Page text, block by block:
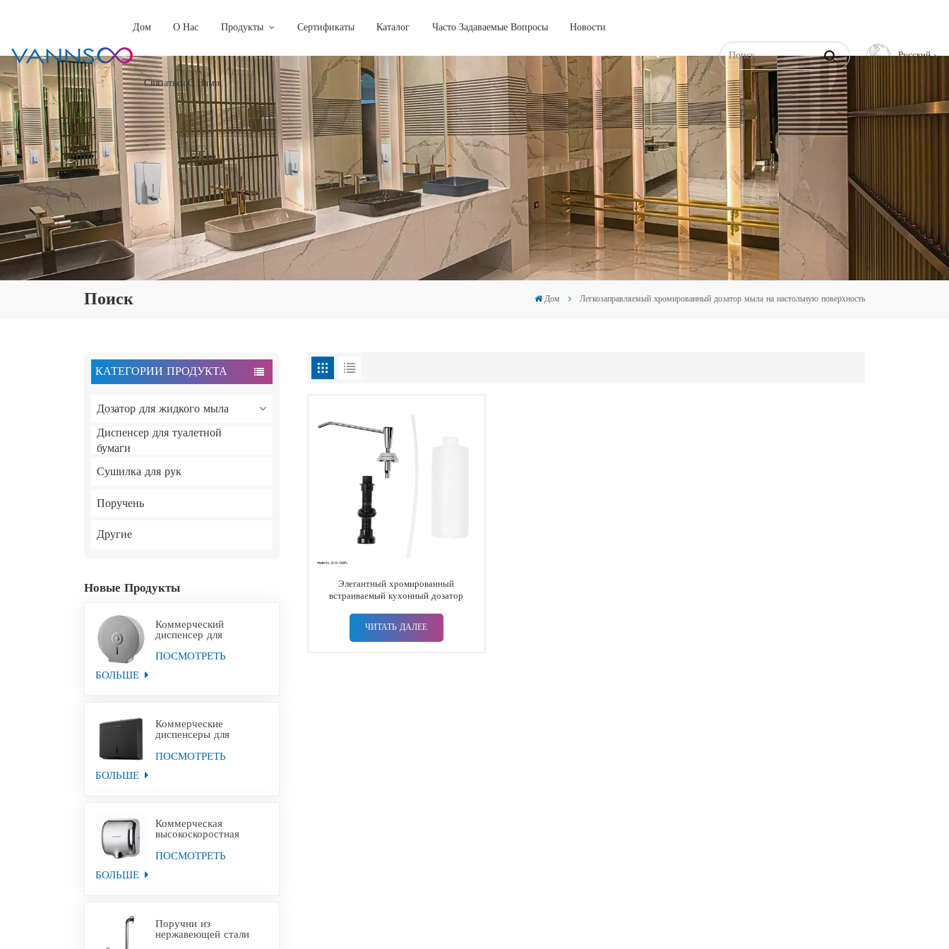
Дом О Нас Продукты Сертификаты Каталог Часто Задаваемые Вопросы Новости
Связаться С Нами
Русский
English
Русский
Español
中文
Поиск Дом Легкозаправляемый хромированный дозатор мыла на настольную поверхность
КАТЕГОРИИ ПРОДУКТА
Дозатор для жидкого мыла
Диспенсер для туалетной
бумаги
Сушилка для рук
Поручень
Другие
Новые Продукты
Коммерческий
диспенсер для
туалетной бумаги
Jumbo из
ПОСМОТРЕТЬ
БОЛЬШЕ
Коммерческие
диспенсеры для
полотенец для рук из
черной бумаги из
ПОСМОТРЕТЬ
БОЛЬШЕ
Коммерческая
высокоскоростная
сушилка для рук для
уборных
ПОСМОТРЕТЬ
БОЛЬШЕ
Поручни из
нержавеющей стали
для инвалидов
Элегантный хромированный
встраиваемый кухонный дозатор
ЧИТАТЬ ДАЛЕЕ